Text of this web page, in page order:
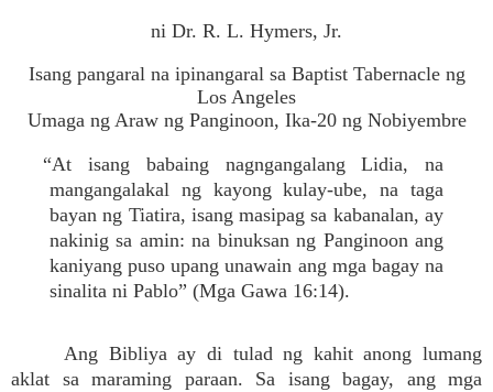
ni Dr. R. L. Hymers, Jr.
Isang pangaral na ipinangaral sa Baptist Tabernacle ng
Los Angeles
Umaga ng Araw ng Panginoon, Ika-20 ng Nobiyembre
“At isang babaing nagngangalang Lidia, na
mangangalakal ng kayong kulay-ube, na taga
bayan ng Tiatira, isang masipag sa kabanalan, ay
nakinig sa amin: na binuksan ng Panginoon ang
kaniyang puso upang unawain ang mga bagay na
sinalita ni Pablo” (Mga Gawa 16:14).
Ang Bibliya ay di tulad ng kahit anong lumang
aklat sa maraming paraan. Sa isang bagay, ang mga